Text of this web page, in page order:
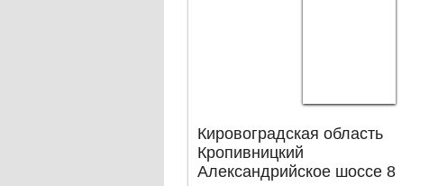
Кировоградская область
Кропивницкий
Александрийское шоссе 8